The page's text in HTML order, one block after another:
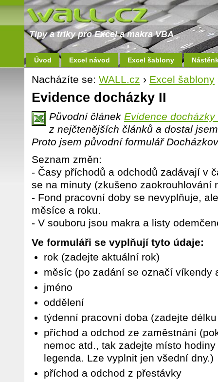
Tipy a triky pro Excel a makra VBA
Úvod Excel návod Excel šablony
Nacházíte se: WALL.cz › Excel šablony
Evidence docházky II
Původní článek Evidence
z nejčtenějších článků a dostal
Proto jsem původní formulář
Seznam změn:
- Časy příchodů a odchodů zadávají v
se na minuty (zkušeno zaokrouhlování
- Fond pracovní doby se nevyplňuje,
měsíce a roku.
- V souboru jsou makra a listy
Ve formuláři se vyplňují tyto údaje:
rok (zadejte aktuální rok)
měsíc (po zadání se označí víkendy
jméno
oddělení
týdenní pracovní doba (zadejte
příchod a odchod ze zaměstnání
nemoc atd., tak zadejte místo
legenda. Lze vyplnit jen všední dny.)
příchod a odchod z přestávky